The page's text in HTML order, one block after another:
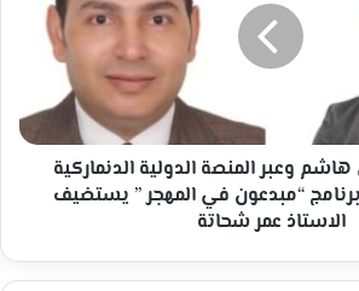
وعبر المنصة الدولية الدنماركية
“مبدعون في المهجر ” يستضيف
الاستاذ عمر شحاتة